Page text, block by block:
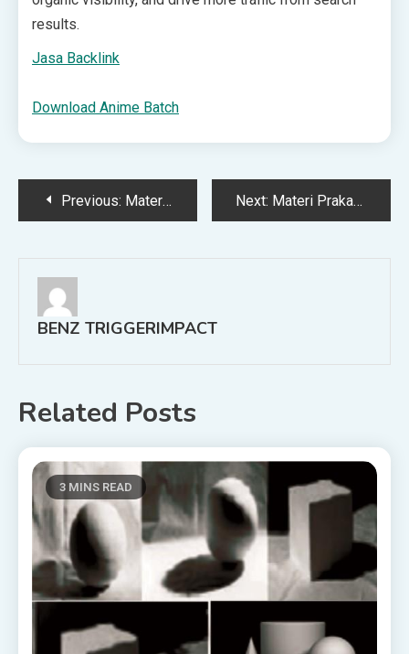
results.
Jasa Backlink
Download Anime Batch
PostPrevious: Materi Prakarya Kelas 9 Kerajinan Bab 1 Kerajinan Berbasis Media Campuran Next: Materi Prakarya Kelas 9 Bab 4 Pengolahan Hasil Peternakan dan Perikanan
BENZ TRIGGERIMPACT
Related Posts
3 MINS READ